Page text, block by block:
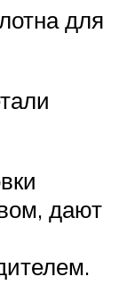
для
дают